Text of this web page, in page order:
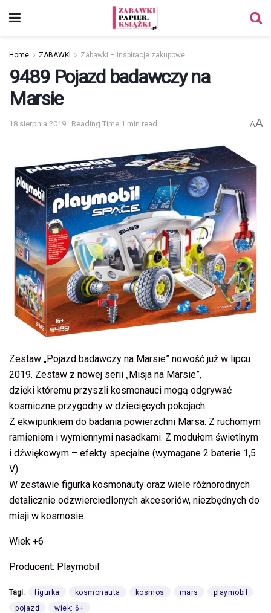
Home ZABAWKI Zabawki – inspiracje zakupowe
9489 Pojazd badawczy na
Marsie
18 sierpnia 2019 Reading Time:1 min read AA
Zestaw „Pojazd badawczy na Marsie” nowość już w lipcu
2019. Zestaw z nowej serii „Misja na Marsie”,
dzięki któremu przyszli kosmonauci mogą odgrywać
kosmiczne przygodny w dziecięcych pokojach.
Z ekwipunkiem do badania powierzchni Marsa. Z ruchomym
ramieniem i wymiennymi nasadkami. Z modułem świetlnym
i dźwiękowym – efekty specjalne (wymagane 2 baterie 1,5
V)
W zestawie figurka kosmonauty oraz wiele różnorodnych
detalicznie odzwierciedlonych akcesoriów, niezbędnych do
misji w kosmosie.
Wiek +6
Producent: Playmobil
Tagi: figurka kosmonauta kosmos mars
playmobil
pojazd
wiek: 6+